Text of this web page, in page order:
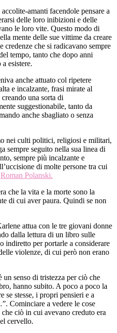
amanti facendole pensare a
delle loro inibizioni e delle
le loro vite. Questo modo di
mente delle sue vittime da creare
credenze che si radicavano sempre
tempo, tanto che dopo anni
esistere.
anche attuato col ripetere
e incalzante, frasi mirate al
una sorta di
suggestionabile, tanto da
anche sbagliato o senza
nei culti politici, religiosi e militari,
sempre seguito nella sua linea di
sempre più incalzante e
di molte persone tra cui
Roman Polanski.
che la vita e la morte sono la
di cui aver paura. Quindi se non
attua con le tre giovani donne
dalla lettura di un libro sulle
indiretto per portarle a considerare
violenze, di cui però non erano
senso di tristezza per ciò che
hanno subito. A poco a poco la
se stesse, i propri pensieri e a
Cominciare a vedere le cose
ciò in cui avevano creduto era
cervello.